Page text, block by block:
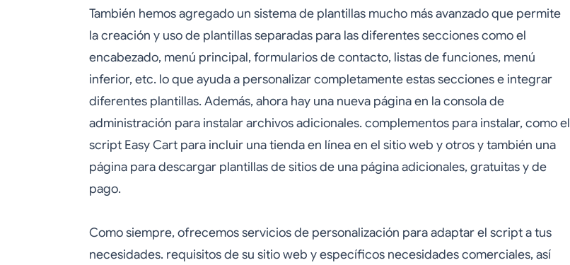
También hemos agregado un sistema de plantillas mucho más avanzado que permite
la creación y uso de plantillas separadas para las diferentes secciones como el
encabezado, menú principal, formularios de contacto, listas de funciones, menú
inferior, etc. lo que ayuda a personalizar completamente estas secciones e integrar
diferentes plantillas. Además, ahora hay una nueva página en la consola de
administración para instalar archivos adicionales. complementos para instalar, como el
script Easy Cart para incluir una tienda en línea en el sitio web y otros y también una
página para descargar plantillas de sitios de una página adicionales, gratuitas y de
pago.
Como siempre, ofrecemos servicios de personalización para adaptar el script a tus
necesidades. requisitos de su sitio web y específicos necesidades comerciales, así